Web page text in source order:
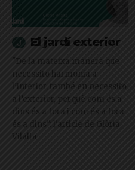
El jardí exterior
"De la mateixa manera que
necessito harmonia a
l’interior, també en necessito
a l’exterior, perquè com és a
dins és a fora i com és a fora
és a dins": l'article de Glòria
Vilalta